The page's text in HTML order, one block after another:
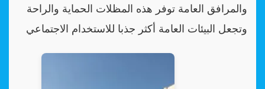
والمرافق العامة توفر هذه المظلات الحماية والراحة
وتجعل البيئات العامة أكثر جذبا للاستخدام الاجتماعي